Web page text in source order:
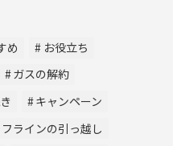
め
お役立ち
ガスの解約
キャンペーン
ラインの引っ越し